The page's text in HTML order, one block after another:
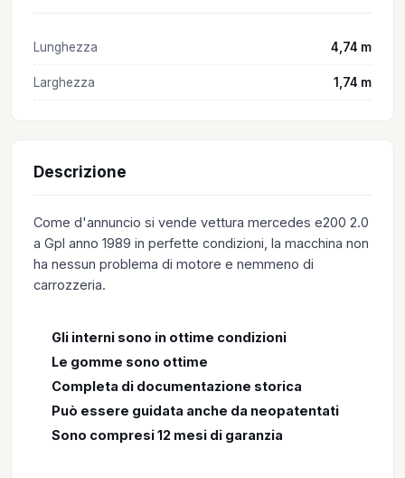
Lunghezza 4,74 m
Larghezza 1,74 m
Descrizione
Come d'annuncio si vende vettura mercedes e200 2.0
a Gpl anno 1989 in perfette condizioni, la macchina non
ha nessun problema di motore e nemmeno di
carrozzeria.
Gli interni sono in ottime condizioni
Le gomme sono ottime
Completa di documentazione storica
Può essere guidata anche da neopatentati
Sono compresi 12 mesi di garanzia